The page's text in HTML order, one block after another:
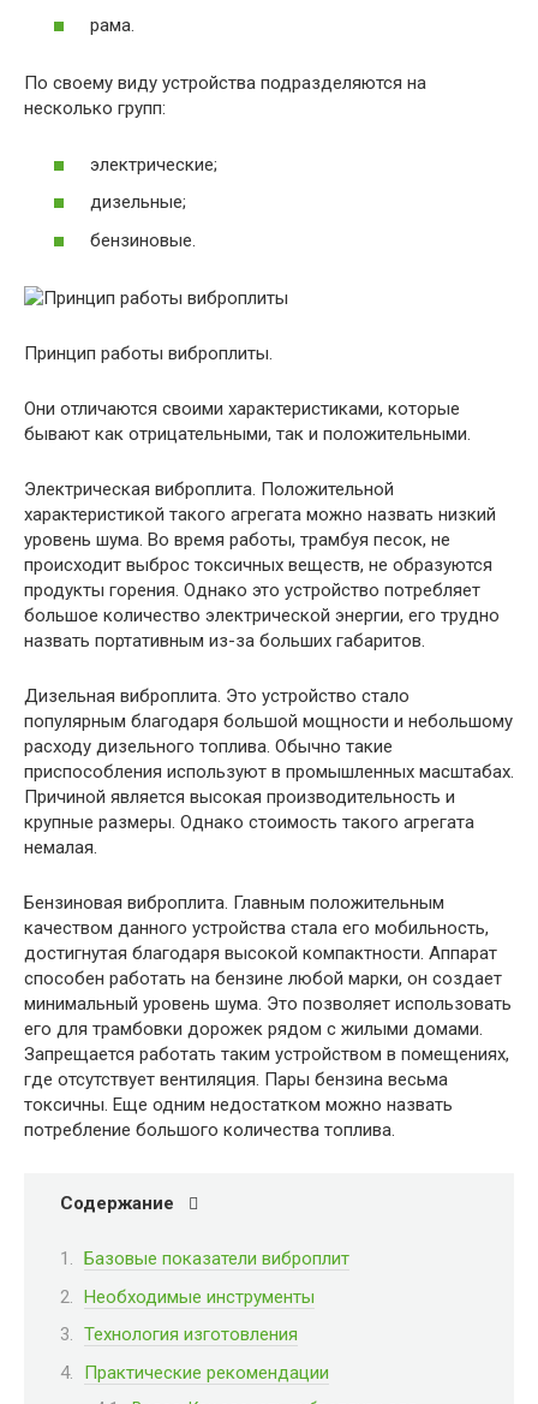
рама.
По своему виду устройства подразделяются на
несколько групп:
электрические;
дизельные;
бензиновые.
Принцип работы виброплиты.
Они отличаются своими характеристиками, которые
бывают как отрицательными, так и положительными.
Электрическая виброплита. Положительной
характеристикой такого агрегата можно назвать низкий
уровень шума. Во время работы, трамбуя песок, не
происходит выброс токсичных веществ, не образуются
продукты горения. Однако это устройство потребляет
большое количество электрической энергии, его трудно
назвать портативным из-за больших габаритов.
Дизельная виброплита. Это устройство стало
популярным благодаря большой мощности и небольшому
расходу дизельного топлива. Обычно такие
приспособления используют в промышленных масштабах.
Причиной является высокая производительность и
крупные размеры. Однако стоимость такого агрегата
немалая.
Бензиновая виброплита. Главным положительным
качеством данного устройства стала его мобильность,
достигнутая благодаря высокой компактности. Аппарат
способен работать на бензине любой марки, он создает
минимальный уровень шума. Это позволяет использовать
его для трамбовки дорожек рядом с жилыми домами.
Запрещается работать таким устройством в помещениях,
где отсутствует вентиляция. Пары бензина весьма
токсичны. Еще одним недостатком можно назвать
потребление большого количества топлива.
Содержание
Базовые показатели виброплит
Необходимые инструменты
Технология изготовления
Практические рекомендации